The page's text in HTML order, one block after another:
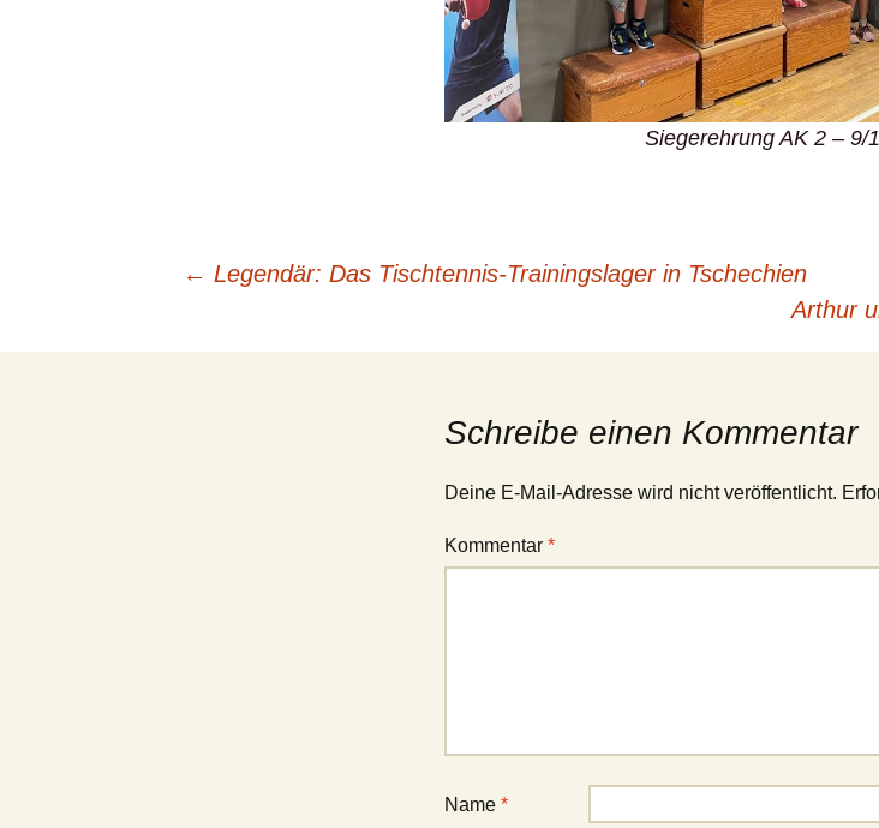
Siegerehrung AK 2 – 9/
Beitrags-
Navigation
← Legendär: Das Tischtennis-Trainingslager in Tschechien
Arthur
Schreibe einen Kommentar
Deine E-Mail-Adresse wird nicht veröffentlicht.
Kommentar *
Name *